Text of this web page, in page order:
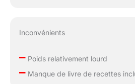
Inconvénients
–Poids relativement lourd
–Manque de livre de recettes